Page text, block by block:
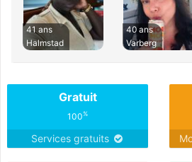
41 ans
Halmstad
40 ans
Varberg
Gratuit
100%
Services gratuits